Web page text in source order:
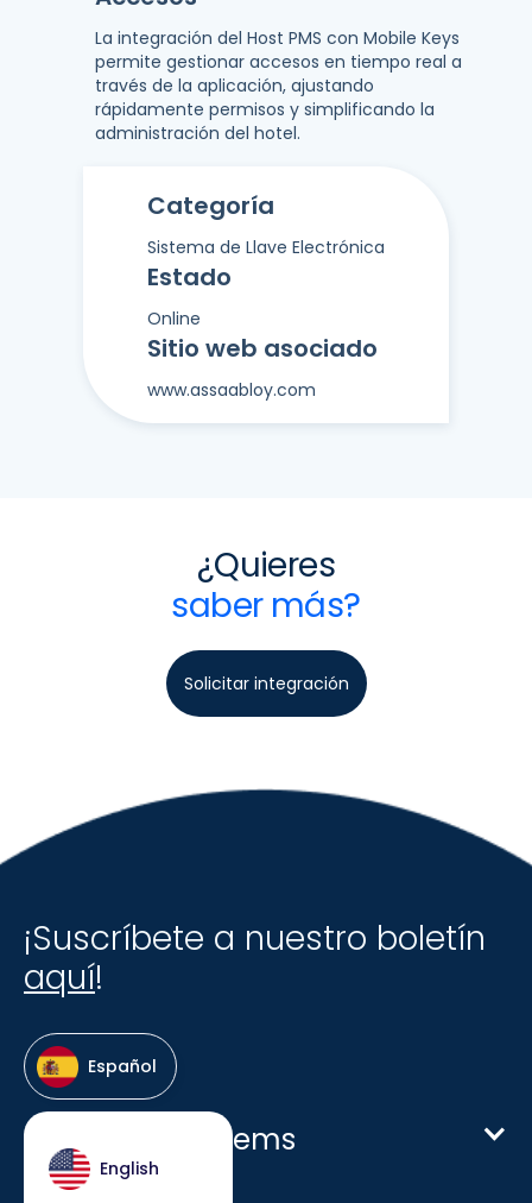
La integración del Host PMS con Mobile Keys
permite gestionar accesos en tiempo real a
través de la aplicación, ajustando
rápidamente permisos y simplificando la
administración del hotel.
Categoría
Sistema de Llave Electrónica
Estado
Online
Sitio web asociado
www.assaabloy.com
¿Quieres
saber más?
Solicitar integración
¡Suscríbete a nuestro boletín
aquí!
Español
English
Host Hotel Systems
Homepage